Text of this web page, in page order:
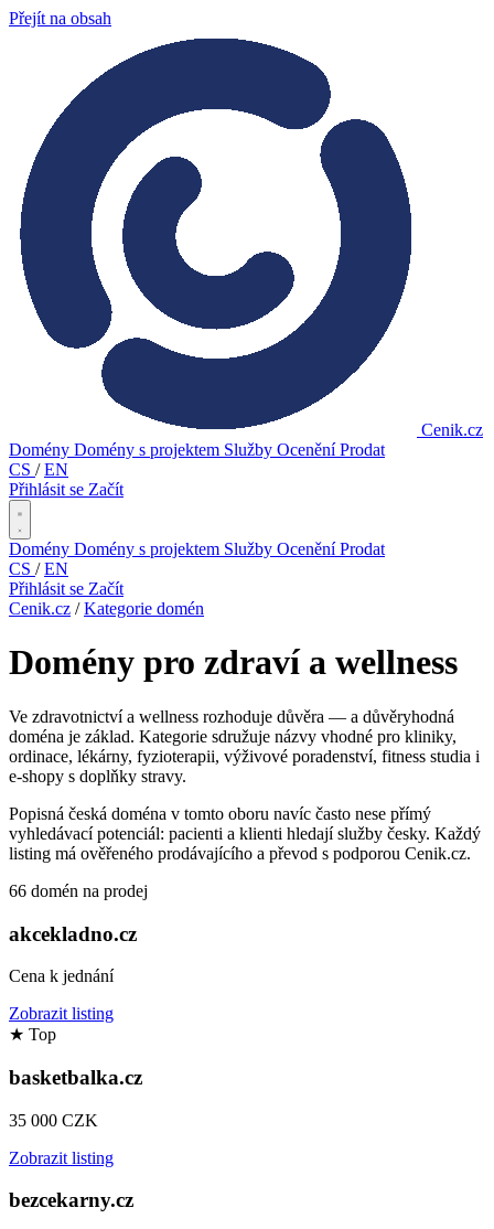
Přejít na obsah
Cenik.cz
Domény Domény s projektem Služby OceněníProdat
CS / EN
Přihlásit se Začít
Domény Domény s projektem Služby OceněníProdat
CS / EN
Přihlásit se Začít
Cenik.cz / Kategorie domén
Domény pro zdraví a wellness
Ve zdravotnictví a wellness rozhoduje důvěra — a důvěryhodná
doména je základ. Kategorie sdružuje názvy vhodné pro kliniky,
ordinace, lékárny, fyzioterapii, výživové poradenství, fitness studia i
e-shopy s doplňky stravy.
Popisná česká doména v tomto oboru navíc často nese přímý
vyhledávací potenciál: pacienti a klienti hledají služby česky. Každý
listing má ověřeného prodávajícího a převod s podporou Cenik.cz.
66 domén na prodej
akcekladno.cz
Cena k jednání
Zobrazit listing
★ Top
basketbalka.cz
35 000 CZK
Zobrazit listing
bezcekarny.cz